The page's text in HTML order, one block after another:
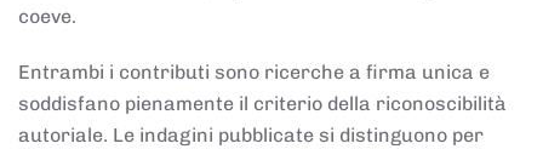
coeve.
Entrambi i contributi sono ricerche a firma unica e
soddisfano pienamente il criterio della riconoscibilità
autoriale. Le indagini pubblicate si distinguono per